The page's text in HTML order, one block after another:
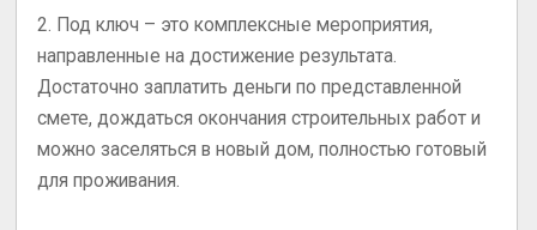
2. Под ключ – это комплексные мероприятия,
направленные на достижение результата.
Достаточно заплатить деньги по представленной
смете, дождаться окончания строительных работ и
можно заселяться в новый дом, полностью готовый
для проживания.